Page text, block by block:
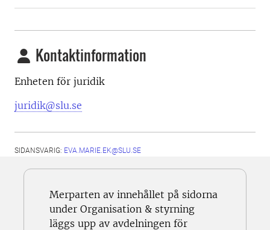
Kontaktinformation
Enheten för juridik
juridik@slu.se
SIDANSVARIG: EVA.MARIE.EK@SLU.SE
Merparten av innehållet på sidorna
under Organisation & styrning
läggs upp av avdelningen för